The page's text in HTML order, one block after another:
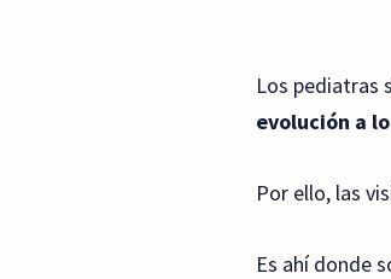
Los pediatras
evolución a
Por ello, las
Es ahí donde